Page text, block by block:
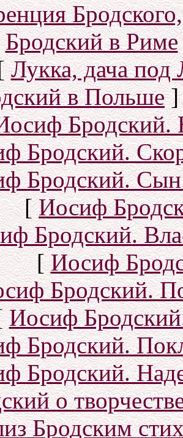
Бродский в Риме
Лукка, дача под
в Польше]
Бродский.
Бродский.
Бродский.
[Иосиф
Бродский.
[Иосиф
Бродский.
Иосиф
Бродский.
Бродский.
о
Бродским